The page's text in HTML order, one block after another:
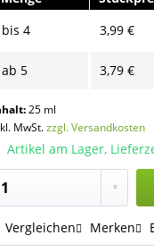
bis4 3,99 €
ab 5 3,79 €
25 ml
MwSt.zzgl. Versandkosten
Artikel am Lager,
Vergleichen Merken